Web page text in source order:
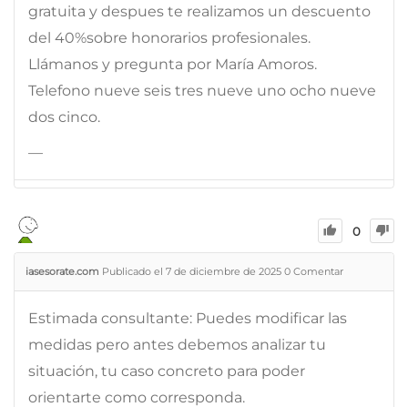
gratuita y despues te realizamos un descuento
del 40%sobre honorarios profesionales.
Llámanos y pregunta por María Amoros.
Telefono nueve seis tres nueve uno ocho nueve
dos cinco.
—
0
iasesorate.com Publicado el 7 de diciembre de 2025 0 Comentar
Estimada consultante: Puedes modificar las
medidas pero antes debemos analizar tu
situación, tu caso concreto para poder
orientarte como corresponda.